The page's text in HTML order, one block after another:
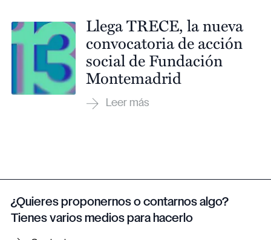
Llega TRECE, la nueva
convocatoria de acción
social de Fundación
Montemadrid
¿Quieres proponernos o contarnos algo?
Tienes varios medios para hacerlo